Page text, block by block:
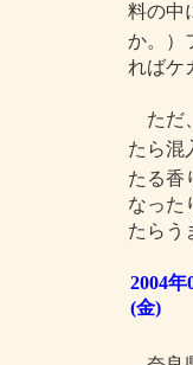
料の中
か。）
ればケ
ただ
たら混
たる香
なった
たらう
2004年
(金)